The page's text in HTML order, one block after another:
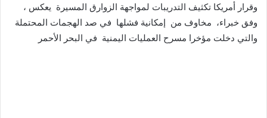
وقرار أمريكا تكثيف التدريبات لمواجهة الزوارق المسيرة يعكس ،
وفق خبراء، مخاوف من إمكانية فشلها في صد الهجمات المحتملة
والتي دخلت مؤخرا مسرح العمليات اليمنية في البحر الأحمر